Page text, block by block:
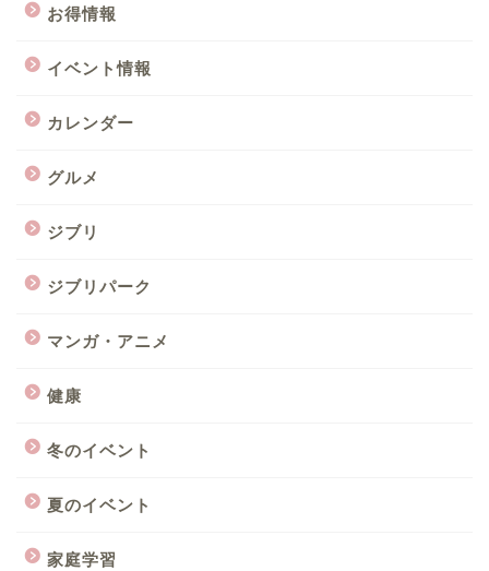
お得情報
イベント情報
カレンダー
グルメ
ジブリ
ジブリパーク
マンガ・アニメ
健康
冬のイベント
夏のイベント
家庭学習